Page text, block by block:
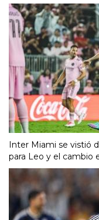
Inter Miami se vistió
para Leo y el cambio